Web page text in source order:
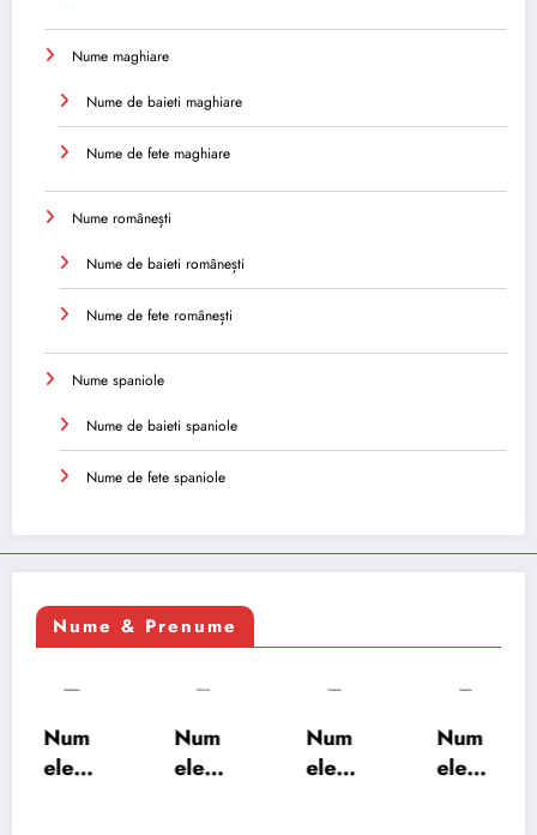
Nume maghiare
Nume de baieti maghiare
Nume de fete maghiare
Nume românești
Nume de baieti românești
Nume de fete românești
Nume spaniole
Nume de baieti spaniole
Nume de fete spaniole
Nume & Prenume
Num
ele
Num
ele
Num
ele
Num
ele